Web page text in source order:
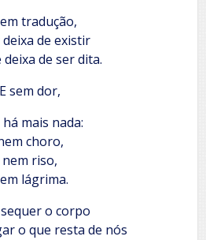
tradução,
de existir
de ser dita.
E sem dor,
mais nada:
choro,
nem riso,
lágrima.
o corpo
o que resta de nós